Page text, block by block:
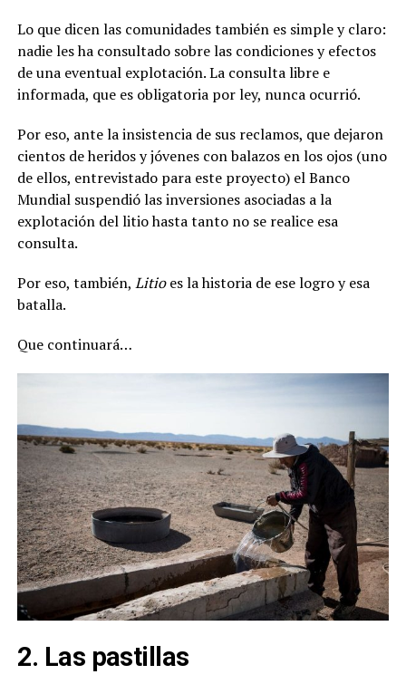
Lo que dicen las comunidades también es simple y claro:
nadie les ha consultado sobre las condiciones y efectos
de una eventual explotación. La consulta libre e
informada, que es obligatoria por ley, nunca ocurrió.
Por eso, ante la insistencia de sus reclamos, que dejaron
cientos de heridos y jóvenes con balazos en los ojos (uno
de ellos, entrevistado para este proyecto) el Banco
Mundial suspendió las inversiones asociadas a la
explotación del litio hasta tanto no se realice esa
consulta.
Por eso, también, Litioes la historia de ese logro y esa
batalla.
Que continuará…
2. Las pastillas